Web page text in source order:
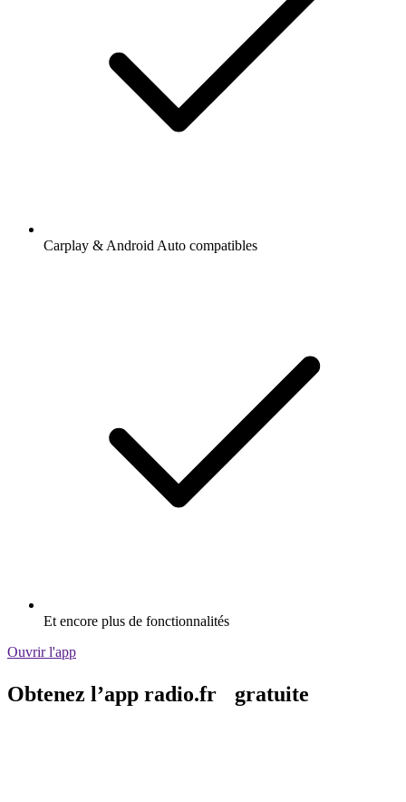
Carplay & Android Auto compatibles
Et encore plus de fonctionnalités
Ouvrir l'app
Obtenez l’app radio.fr gratuite